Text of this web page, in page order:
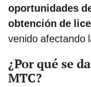
oportunidades
obtención de
venido afectando
¿Por qué se
MTC?